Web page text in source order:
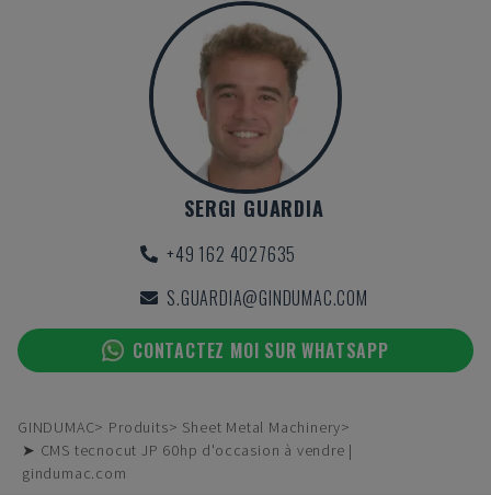
SERGI GUARDIA
+49 162 4027635
S.GUARDIA@GINDUMAC.COM
CONTACTEZ MOI SUR WHATSAPP
GINDUMAC Produits
Sheet Metal Machinery
➤ CMS tecnocut JP 60hp d'occasion à vendre |
gindumac.com